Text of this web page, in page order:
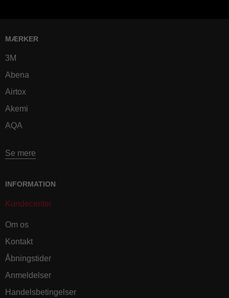
MÆRKER
3M
Abena
Airtox
Akemi
AQA
Se mere
INFORMATION
Kundecenter
Om os
Kontakt
Åbningstider
Anmeldelser
Handelsbetingelser